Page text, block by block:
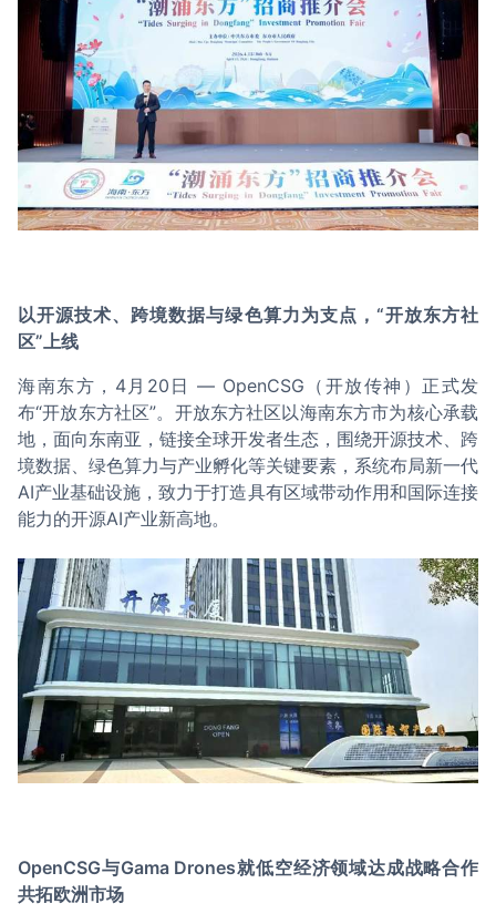
以开源技术、跨境数据与绿色算力为支点，“开放东方社
区”上线
海南东方，4月20日 — OpenCSG（开放传神）正式发
布“开放东方社区”。开放东方社区以海南东方市为核心承载
地，面向东南亚，链接全球开发者生态，围绕开源技术、跨
境数据、绿色算力与产业孵化等关键要素，系统布局新一代
AI产业基础设施，致力于打造具有区域带动作用和国际连接
能力的开源AI产业新高地。
OpenCSG与Gama Drones就低空经济领域达成战略合作
共拓欧洲市场